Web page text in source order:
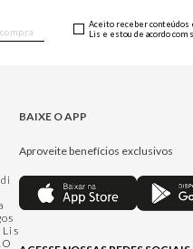
Aceito receber conteúdos
Lis e estou de acordo com
Lis
BAIXE O APP
Aproveite benefícios exclusivos